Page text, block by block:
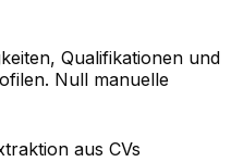
Qualifikationen und
Null manuelle
aus CVs